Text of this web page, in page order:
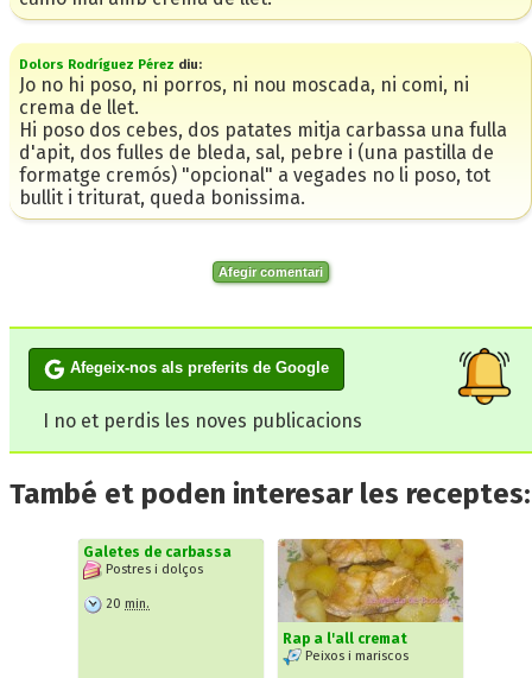
Dolors Rodríguez Pérez diu:
Jo no hi poso, ni porros, ni nou moscada, ni comi, ni
crema de llet.
Hi poso dos cebes, dos patates mitja carbassa una fulla
d'apit, dos fulles de bleda, sal, pebre i (una pastilla de
formatge cremós) "opcional" a vegades no li poso, tot
bullit i triturat, queda bonissima.
Afegir comentari
Afegeix-nos als preferits de Google
I no et perdis les noves publicacions
També et poden interesar les receptes:
Galetes de carbassa
Postres i dolços
20 min.
Rap a l'all cremat
Peixos i mariscos